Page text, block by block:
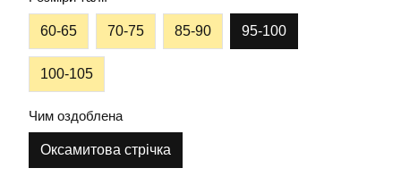
60-65 70-75 85-90 95-100
100-105
Чим оздоблена
Оксамитова стрічка